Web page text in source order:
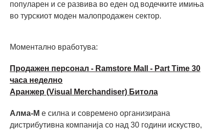
популарен и се развива во еден од водечките имиња
во турскиот моден малопродажен сектор.
Моментално вработува:
Продажен персонал - Ramstore Mall - Part Time 30
часа неделно
Аранжер (Visual Merchandiser) Битола
Алма-М е силна и современо организирана
дистрибутивна компанија со над 30 години искуство,